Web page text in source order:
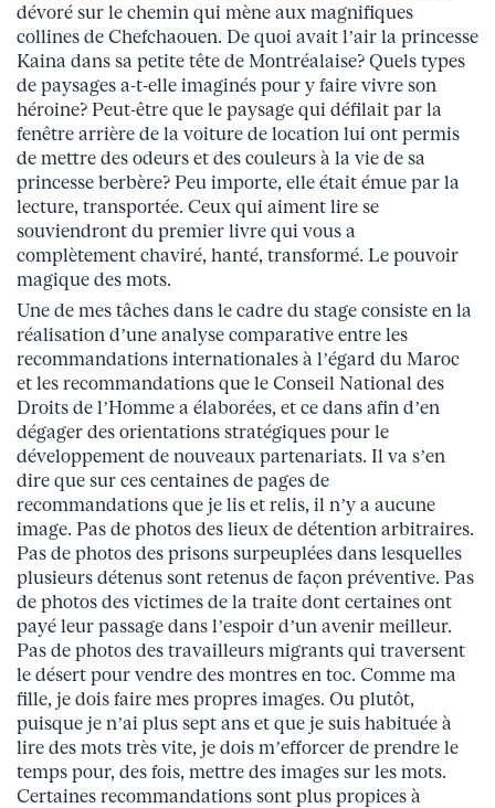
dévoré sur le chemin qui mène aux magnifiques
collines de Chefchaouen. De quoi avait l’air la princesse
Kaina dans sa petite tête de Montréalaise? Quels types
de paysages a-t-elle imaginés pour y faire vivre son
héroine? Peut-être que le paysage qui défilait par la
fenêtre arrière de la voiture de location lui ont permis
de mettre des odeurs et des couleurs à la vie de sa
princesse berbère? Peu importe, elle était émue par la
lecture, transportée. Ceux qui aiment lire se
souviendront du premier livre qui vous a
complètement chaviré, hanté, transformé. Le pouvoir
magique des mots.
Une de mes tâches dans le cadre du stage consiste en la
réalisation d’une analyse comparative entre les
recommandations internationales à l’égard du Maroc
et les recommandations que le Conseil National des
Droits de l’Homme a élaborées, et ce dans afin d’en
dégager des orientations stratégiques pour le
développement de nouveaux partenariats. Il va s’en
dire que sur ces centaines de pages de
recommandations que je lis et relis, il n’y a aucune
image. Pas de photos des lieux de détention arbitraires.
Pas de photos des prisons surpeuplées dans lesquelles
plusieurs détenus sont retenus de façon préventive. Pas
de photos des victimes de la traite dont certaines ont
payé leur passage dans l’espoir d’un avenir meilleur.
Pas de photos des travailleurs migrants qui traversent
le désert pour vendre des montres en toc. Comme ma
fille, je dois faire mes propres images. Ou plutôt,
puisque je n’ai plus sept ans et que je suis habituée à
lire des mots très vite, je dois m’efforcer de prendre le
temps pour, des fois, mettre des images sur les mots.
Certaines recommandations sont plus propices à